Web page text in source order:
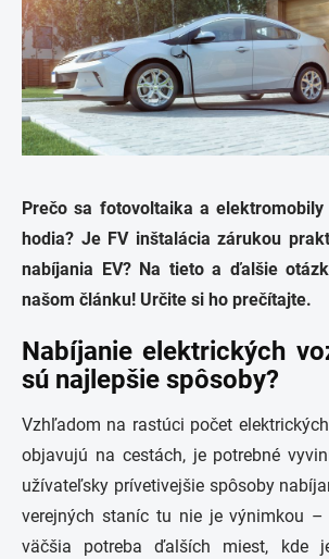
Prečo sa fotovoltaika a
hodia? Je FV inštalácia zárukou
nabíjania EV? Na tieto a ďalšie
našom článku! Určite si ho prečítajte.
Nabíjanie elektrických
sú najlepšie spôsoby?
Vzhľadom na rastúci počet
objavujú na cestách, je potrebné
užívateľsky prívetivejšie spôsoby
verejných staníc tu nie je výnimkou –
väčšia potreba ďalších miest, kde